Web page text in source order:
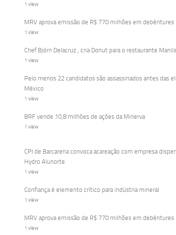
1 view
MRV aprova emissão de R$ 770 milhões em debêntures
1 view
Chef Björn Delacruz , cria Donut para o restaurante
1 view
Pelo menos 22 candidatos são assassinados antes das
México
1 view
BRF vende 10,8 milhões de ações da Minerva
1 view
CPI de Barcarena convoca acareação com empresa
Hydro Alunorte
1 view
Confiança é elemento crítico para indústria mineral
1 view
MRV aprova emissão de R$ 770 milhões em debêntures
1 view